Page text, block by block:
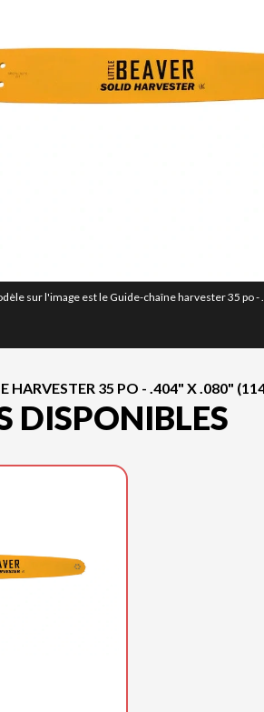
sur l'image est le Guide-chaîne harvester 35 po -
HARVESTER 35 PO - .404" X .080"
DISPONIBLES